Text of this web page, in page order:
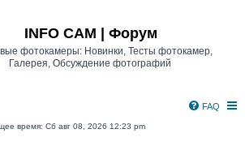
INFO CAM | Форум
фотокамеры: Новинки, Тесты фотокамер,
Галерея, Обсуждение фотографий
FAQ
время: Сб авг 08, 2026 12:23 pm